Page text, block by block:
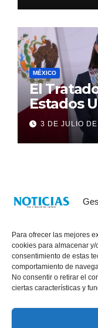
Para ofrecer las mejores
cookies para almacenar
consentimiento de estas
comportamiento de
No consentir o retirar el
ciertas características y
MÉXICO
El
Estados
MEC) se
2036:
3 DE JULIO
® Derechos Reservados